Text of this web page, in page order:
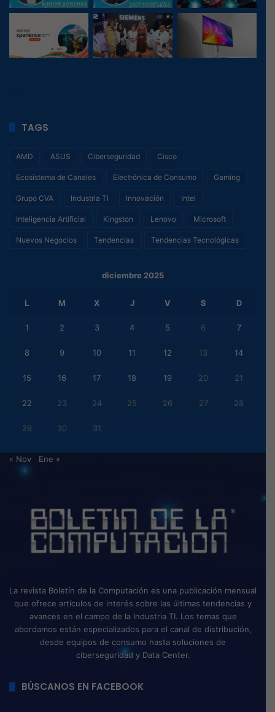
TAGS
AMD ASUS Ciberseguridad Cisco
Ecosistema de Canales Electrónica de Consumo Gaming
Grupo CVA Industria TI Innovación Intel
Inteligencia Artificial Kingston Lenovo Microsoft
Nuevos Negocios Tendencias Tendencias Tecnológicas
diciembre 2025
L M X J V S D
1 2 3 4 5 6 7
8 9 10 11 12 13 14
15 16 17 18 19 20 21
22 23 24 25 26 27 28
29 30 31
« Nov Ene »
La revista Boletín de la Computación es una publicación mensual
que ofrece artículos de interés sobre las últimas tendencias y
avances en el campo de la Industria TI. Los temas que
abordamos están especializados para el canal de distribución,
desde equipos de consumo hasta soluciones de
ciberseguridad y Data Center.
BÚSCANOS EN FACEBOOK